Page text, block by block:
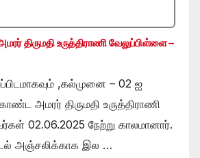
திருமதி உருத்திராணி வேலுப்பிள்ளை –
,கல்முனை – 02 ஐ
அமரர் திருமதி உருத்திராணி
02.06.2025 நேற்று காலமானார்.
அஞ்சலிக்காக இல …